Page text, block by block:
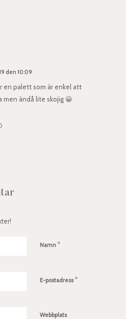
den 10:09
en palett som är enkel att
men ändå lite skojig 😀
Namn *
E-postadress*
Webbplats